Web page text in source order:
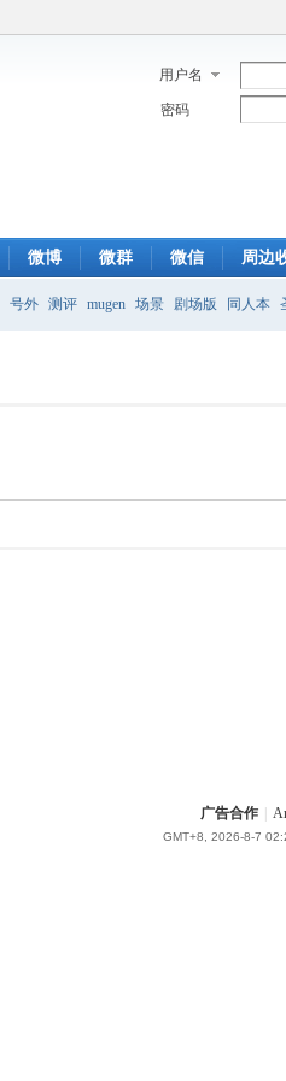
用户名
密码
微博 微群 微信 周边
号外 测评 mugen 场景 剧场版 同人本
广告合作
GMT+8, 2026-8-7